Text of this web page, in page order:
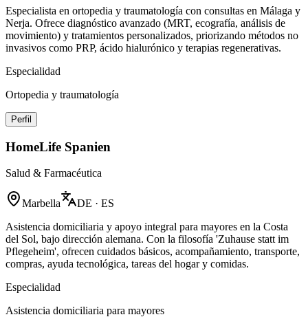
Especialista en ortopedia y traumatología con consultas en Málaga y
Nerja. Ofrece diagnóstico avanzado (MRT, ecografía, análisis de
movimiento) y tratamientos personalizados, priorizando métodos no
invasivos como PRP, ácido hialurónico y terapias regenerativas.
Especialidad
Ortopedia y traumatología
Perfil
HomeLife Spanien
Salud & Farmacéutica
Marbella
DE · ES
Asistencia domiciliaria y apoyo integral para mayores en la Costa
del Sol, bajo dirección alemana. Con la filosofía 'Zuhause statt im
Pflegeheim', ofrecen cuidados básicos, acompañamiento, transporte,
compras, ayuda tecnológica, tareas del hogar y comidas.
Especialidad
Asistencia domiciliaria para mayores